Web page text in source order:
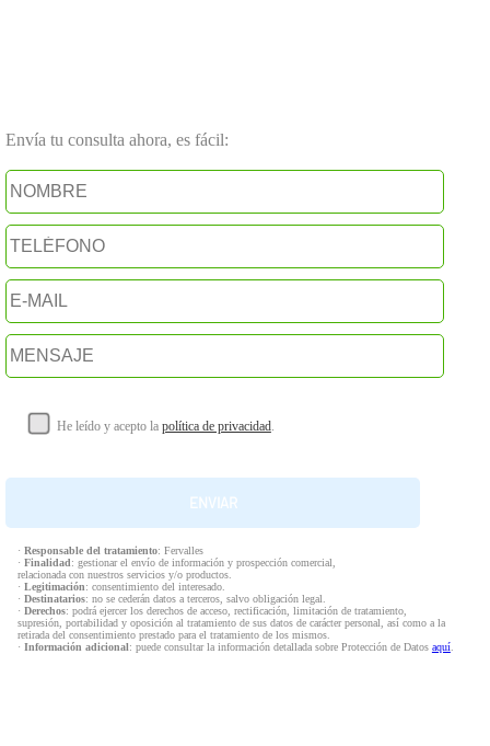
Envía tu consulta ahora, es fácil:
He leído y acepto la política de privacidad.
· Responsable del tratamiento: Fervalles
· Finalidad: gestionar el envío de información y prospección comercial,
relacionada con nuestros servicios y/o productos.
· Legitimación: consentimiento del interesado.
· Destinatarios: no se cederán datos a terceros, salvo obligación legal.
· Derechos: podrá ejercer los derechos de acceso, rectificación, limitación de tratamiento,
supresión, portabilidad y oposición al tratamiento de sus datos de carácter personal, así como a la
retirada del consentimiento prestado para el tratamiento de los mismos.
· Información adicional: puede consultar la información detallada sobre Protección de Datos aquí.